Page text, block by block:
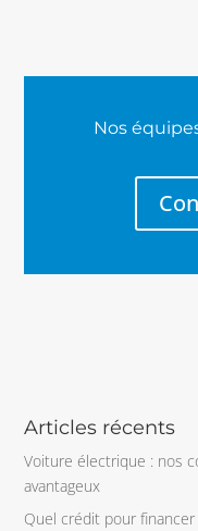
Nos
Articles récents
Voiture électrique : nos
avantageux
Quel crédit pour